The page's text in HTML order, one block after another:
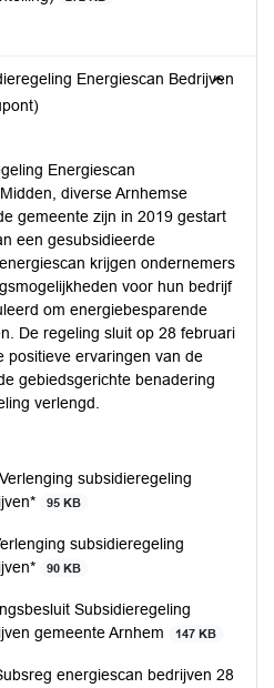
Energiescan Bedrijven
Energiescan
diverse Arnhemse
gemeente zijn in 2019 gestart
een gesubsidieerde
krijgen ondernemers
voor hun bedrijf
om energiebesparende
De regeling sluit op 28 februari
positieve ervaringen van de
gebiedsgerichte benadering
verlengd.
subsidieregeling
95 KB
subsidieregeling
90 KB
Subsidieregeling
gemeente Arnhem
147 KB
energiescan bedrijven 28